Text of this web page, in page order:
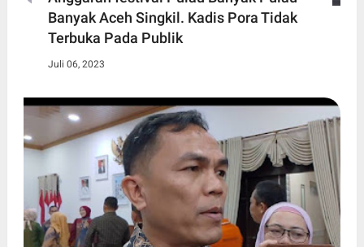
Banyak Aceh Singkil. Kadis Pora Tidak
Terbuka Pada Publik
Juli 06, 2023